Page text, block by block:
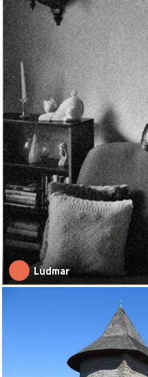
Ludmar